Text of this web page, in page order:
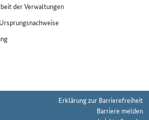
der Verwaltungen
Erklärung zur Barrierefreiheit
Barriere melden